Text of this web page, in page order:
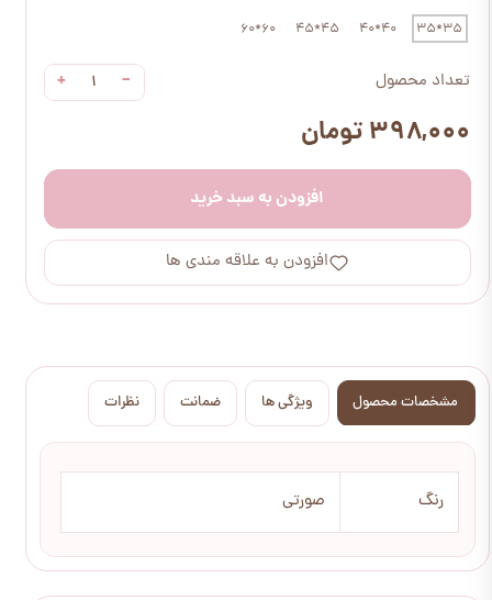
35*35
40*40
45*45
60*60
تعداد محصول −
+
۳۹۸,۰۰۰ تومان
افزودن به سبد خرید
افزودن به علاقه مندی ها
مشخصات محصول ویژگی ها ضمانت نظرات
رنگ صورتی